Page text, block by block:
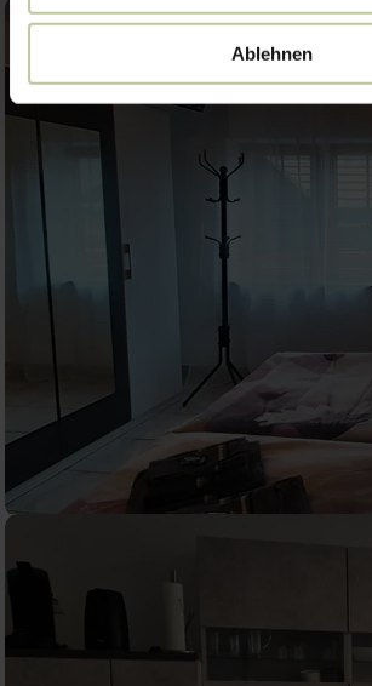
Ablehnen